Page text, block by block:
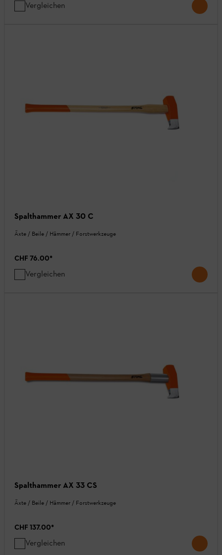
Vergleichen
Spalthammer AX 30 C
Äxte / Beile / Hämmer / Forstwerkzeuge
CHF 76.00*
Vergleichen
Spalthammer AX 33 CS
Äxte / Beile / Hämmer / Forstwerkzeuge
CHF 137.00*
Vergleichen